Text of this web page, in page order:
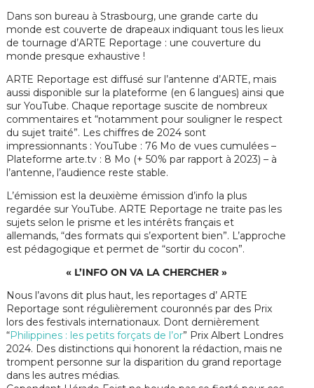
Dans son bureau à Strasbourg, une grande carte du
monde est couverte de drapeaux indiquant tous les lieux
de tournage d’ARTE Reportage : une couverture du
monde presque exhaustive !
ARTE Reportage est diffusé sur l’antenne d’ARTE, mais
aussi disponible sur la plateforme (en 6 langues) ainsi que
sur YouTube. Chaque reportage suscite de nombreux
commentaires et “notamment pour souligner le respect
du sujet traité”. Les chiffres de 2024 sont
impressionnants : YouTube : 76 Mo de vues cumulées –
Plateforme arte.tv : 8 Mo (+ 50% par rapport à 2023) – à
l’antenne, l’audience reste stable.
L’émission est la deuxième émission d’info la plus
regardée sur YouTube. ARTE Reportage ne traite pas les
sujets selon le prisme et les intérêts français et
allemands, “des formats qui s’exportent bien”. L’approche
est pédagogique et permet de “sortir du cocon”.
« L’INFO ON VA LA CHERCHER »
Nous l’avons dit plus haut, les reportages d’ ARTE
Reportage sont régulièrement couronnés par des Prix
lors des festivals internationaux. Dont dernièrement
“Philippines : les petits forçats de l’or” Prix Albert Londres
2024. Des distinctions qui honorent la rédaction, mais ne
trompent personne sur la disparition du grand reportage
dans les autres médias.